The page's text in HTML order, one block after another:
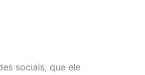
sociais, que ele